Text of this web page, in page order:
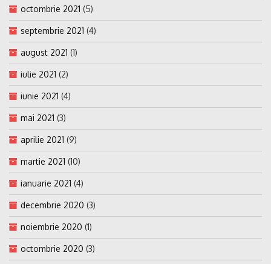
octombrie 2021 (5)
septembrie 2021 (4)
august 2021 (1)
iulie 2021 (2)
iunie 2021 (4)
mai 2021 (3)
aprilie 2021 (9)
martie 2021 (10)
ianuarie 2021 (4)
decembrie 2020 (3)
noiembrie 2020 (1)
octombrie 2020 (3)